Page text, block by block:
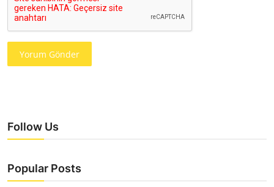
Yorum Gönder
Follow Us
Popular Posts